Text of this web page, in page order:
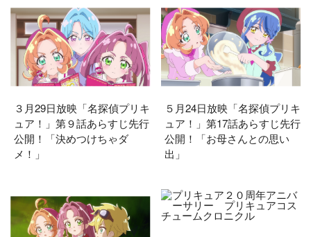
３月29日放映「名探偵プリキ
ュア！」第９話あらすじ先行
公開！「決めつけちゃダ
メ！」
５月24日放映「名探偵プリキ
ュア！」第17話あらすじ先行
公開！「お母さんとの思い
出」